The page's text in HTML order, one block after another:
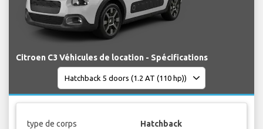
Citroen C3 Véhicules de location - Spécifications
type de corps Hatchback